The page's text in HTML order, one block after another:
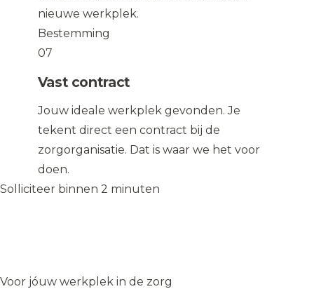
nieuwe werkplek.
Bestemming
07
Vast contract
Jouw ideale werkplek gevonden. Je
tekent direct een contract bij de
zorgorganisatie. Dat is waar we het voor
doen.
Solliciteer binnen 2 minuten
Voor jóuw werkplek in de zorg